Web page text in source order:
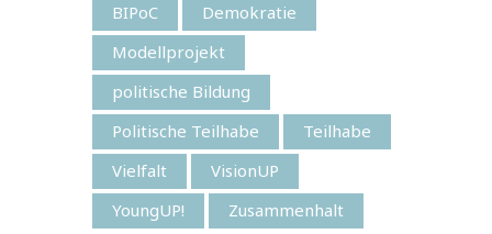
BIPoC
Demokratie
Modellprojekt
politische Bildung
Politische Teilhabe
Teilhabe
Vielfalt
VisionUP
YoungUP!
Zusammenhalt